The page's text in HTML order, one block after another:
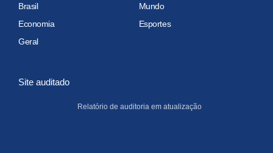
Brasil
Mundo
Economia
Esportes
Geral
Site auditado
Relatório de auditoria em atualização